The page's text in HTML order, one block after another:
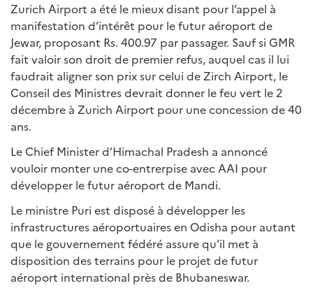
Zurich Airport a été le mieux disant pour l’appel à
manifestation d’intérêt pour le futur aéroport de
Jewar, proposant Rs. 400.97 par passager. Sauf si GMR
fait valoir son droit de premier refus, auquel cas il lui
faudrait aligner son prix sur celui de Zirch Airport, le
Conseil des Ministres devrait donner le feu vert le 2
décembre à Zurich Airport pour une concession de 40
ans.
Le Chief Minister d’Himachal Pradesh a annoncé
vouloir monter une co-entrerpise avec AAI pour
développer le futur aéroport de Mandi.
Le ministre Puri est disposé à développer les
infrastructures aéroportuaires en Odisha pour autant
que le gouvernement fédéré assure qu’il met à
disposition des terrains pour le projet de futur
aéroport international près de Bhubaneswar.